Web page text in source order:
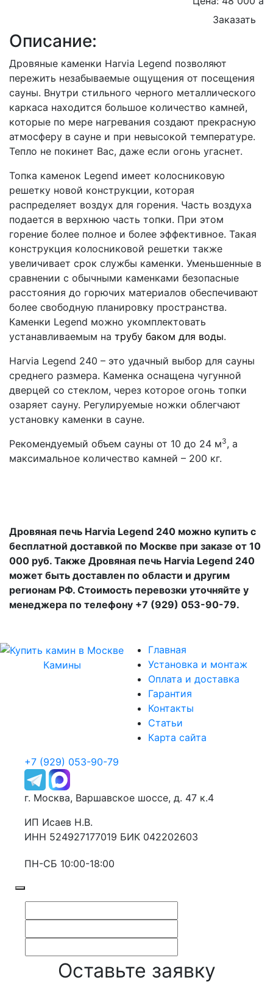
Заказать
Описание:
Дровяные каменки Harvia Legend позволяют
пережить незабываемые ощущения от посещения
сауны. Внутри стильного черного металлического
каркаса находится большое количество камней,
которые по мере нагревания создают прекрасную
атмосферу в сауне и при невысокой температуре.
Тепло не покинет Вас, даже если огонь угаснет.
Топка каменок Legend имеет колосниковую
решетку новой конструкции, которая
распределяет воздух для горения. Часть воздуха
подается в верхнюю часть топки. При этом
горение более полное и более эффективное. Такая
конструкция колосниковой решетки также
увеличивает срок службы каменки. Уменьшенные в
сравнении с обычными каменками безопасные
расстояния до горючих материалов обеспечивают
более свободную планировку пространства.
Каменки Legend можно укомплектовать
устанавливаемым на трубу баком для воды.
Harvia Legend 240 – это удачный выбор для сауны
среднего размера. Каменка оснащена чугунной
дверцей со стеклом, через которое огонь топки
озаряет сауну. Регулируемые ножки облегчают
установку каменки в сауне.
Рекомендуемый объем сауны от 10 до 24 м3, а
максимальное количество камней – 200 кг.
Дровяная печь Harvia Legend 240 можно купить с
бесплатной доставкой по Москве при заказе от 10
000 руб. Также Дровяная печь Harvia Legend 240
может быть доставлен по области и другим
регионам РФ. Стоимость перевозки уточняйте у
менеджера по телефону +7 (929) 053-90-79.
Камины
Главная
Установка и монтаж
Оплата и доставка
Гарантия
Контакты
Статьи
Карта сайта
+7 (929) 053-90-79
г. Москва, Варшавское шоссе, д. 47 к.4
ИП Исаев Н.В.
ИНН 524927177019 БИК 042202603
ПН-СБ 10:00-18:00
Оставьте заявку